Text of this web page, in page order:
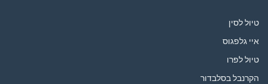
טיול לסין
איי גלפגוס
טיול לפרו
הקרנבל בסלבדור